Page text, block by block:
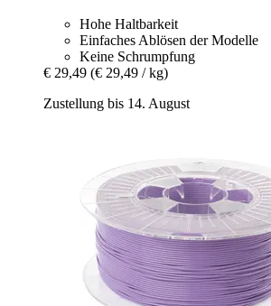
Hohe Haltbarkeit
Einfaches Ablösen der Modelle
Keine Schrumpfung
€ 29,49 (€ 29,49 / kg)
Zustellung bis 14. August